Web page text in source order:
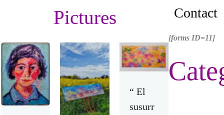
Pictures
“ El
susurr
Contact
[forms ID=11]
Cate